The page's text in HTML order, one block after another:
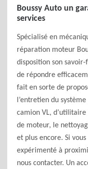
Boussy Auto un
services
Spécialisé en
réparation moteur
disposition son
de répondre
fait en sorte de
l’entretien du
camion VL,
de moteur, le
et plus encore. Si
expérimenté à
nous contacter. Un